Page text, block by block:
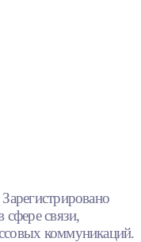
связи,
коммуникаций.